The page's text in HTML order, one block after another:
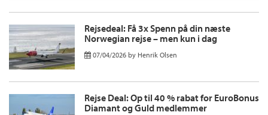
Rejsedeal: Få 3x Spenn på din næste
Norwegian rejse – men kun i dag
07/04/2026 by Henrik Olsen
Rejse Deal: Op til 40 % rabat for EuroBonus
Diamant og Guld medlemmer